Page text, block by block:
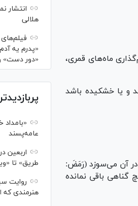
ماه‌های قمری،
و یا خشکیده باشد
در آن می‌سوزد (رَمَضَ:
باقی نمانده
انتشار
هلالی
«پدرم یه
«دور دست»
عامه‌پسند
اربعین
طریق» تا
روایت
هنرمندی که